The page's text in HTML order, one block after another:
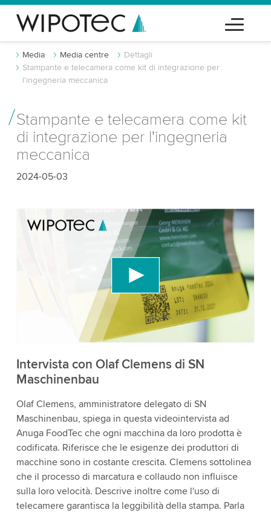
Media Media centre
Dettagli
Stampante e telecamera come kit di integrazione per
l'ingegneria meccanica
Stampante e telecamera come kit
di integrazione per l'ingegneria
meccanica
2024-05-03
Abbiamo bisogno del tuo consenso per
caricare il servizio video di YouTube!
Utilizziamo un servizio di terze parti per
incorporare contenuti video che potrebbe
raccogliere dati sulla tua attività. Per favore, rivedi
i dettagli e accetta il servizio per guardare questo
Intervista con Olaf Clemens di SN
Maschinenbau
Olaf Clemens, amministratore delegato di SN
Maschinenbau, spiega in questa videointervista ad
Anuga FoodTec che ogni macchina da loro prodotta è
codificata. Riferisce che le esigenze dei produttori di
macchine sono in costante crescita. Clemens sottolinea
che il processo di marcatura e collaudo non influisce
sulla loro velocità. Descrive inoltre come l'uso di
telecamere garantisca la leggibilità della stampa. Parla